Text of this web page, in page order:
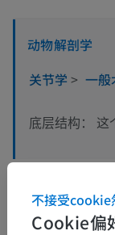
动物解剖学
关节学 > 一般
底层结构： 这
翻译
Cookie偏
不接受cookie